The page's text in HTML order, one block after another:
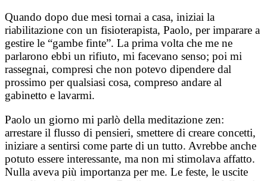
Quando dopo due mesi tornai a casa, iniziai la
riabilitazione con un fisioterapista, Paolo, per imparare a
gestire le “gambe finte”. La prima volta che me ne
parlarono ebbi un rifiuto, mi facevano senso; poi mi
rassegnai, compresi che non potevo dipendere dal
prossimo per qualsiasi cosa, compreso andare al
gabinetto e lavarmi.
Paolo un giorno mi parlò della meditazione zen:
arrestare il flusso di pensieri, smettere di creare concetti,
iniziare a sentirsi come parte di un tutto. Avrebbe anche
potuto essere interessante, ma non mi stimolava affatto.
Nulla aveva più importanza per me. Le feste, le uscite